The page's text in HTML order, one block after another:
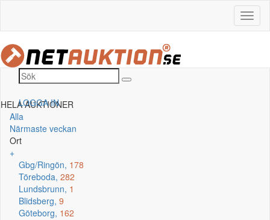
LOGGA IN
HELA AUKTIONER
Alla
Närmaste veckan
Ort
+
Gbg/Ringön, 178
Töreboda, 282
Lundsbrunn, 1
Blidsberg, 9
Göteborg, 162